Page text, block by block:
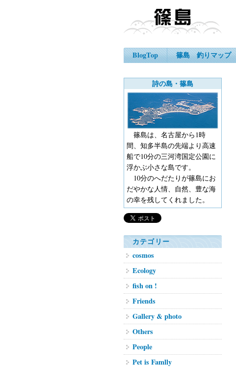
BlogTop 篠島 釣りマップ
詩の島・篠島
篠島は、名古屋から1時
間、知多半島の先端より高速
船で10分の三河湾国定公園に
浮かぶ小さな島です。
10分のへだたりが篠島にお
だやかな人情、自然、豊な海
の幸を残してくれました。
カテゴリー
cosmos
Ecology
fish on !
Friends
Gallery & photo
Others
People
Pet is Famlly